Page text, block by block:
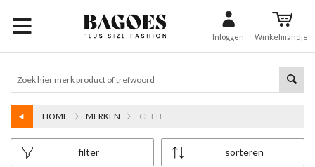
Inloggen Winkelmandje
HOME MERKEN CETTE
sorteren
filter